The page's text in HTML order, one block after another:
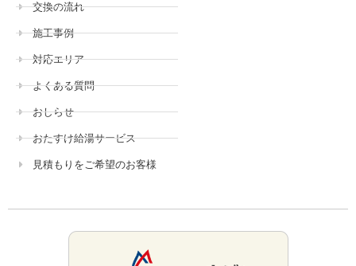
交換の流れ
施工事例
対応エリア
よくある質問
おしらせ
おたすけ給湯サービス
見積もりをご希望のお客様